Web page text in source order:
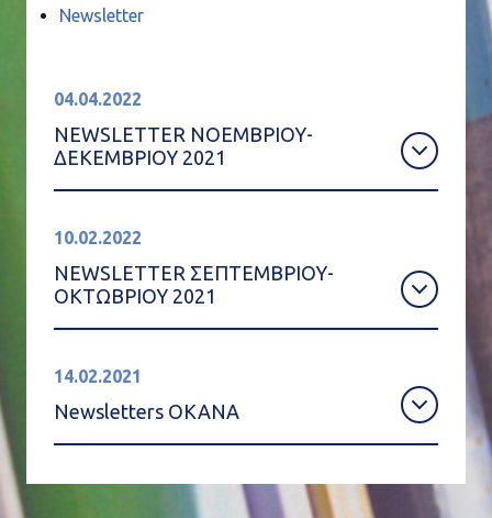
Newsletter
04.04.2022
NEWSLETTER ΝΟΕΜΒΡΙΟΥ-
ΔΕΚΕΜΒΡΙΟΥ 2021
10.02.2022
NEWSLETTER ΣΕΠΤΕΜΒΡΙΟΥ-
ΟΚΤΩΒΡΙΟΥ 2021
14.02.2021
Newsletters ΟΚΑΝΑ